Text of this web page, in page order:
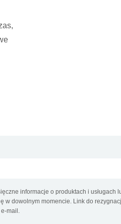
informacje o produktach i usługach
w dowolnym momencie. Link do
mail.